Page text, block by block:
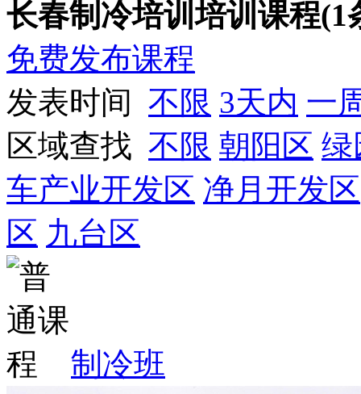
长春制冷培训培训课程(1
免费发布课程
发表时间 不限 3天内 一
区域查找 不限 朝阳区 绿
车产业开发区 净月开发区
区 九台区
制冷班